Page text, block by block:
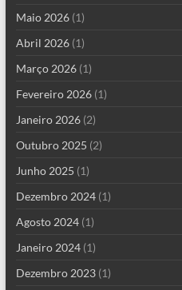
Maio 2026(1)
Abril 2026(1)
Março 2026(1)
Fevereiro 2026(1)
Janeiro 2026(2)
Outubro 2025 (2)
Junho 2025 (1)
Dezembro 2024(1)
Agosto 2024(1)
Janeiro 2024(1)
Dezembro 2023(1)